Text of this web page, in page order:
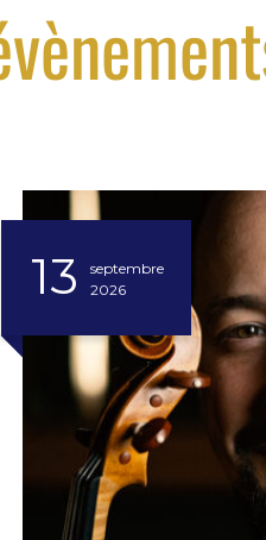
13
septembre
2026